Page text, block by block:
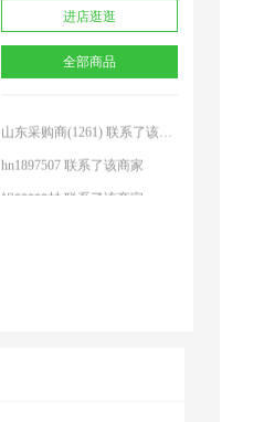
进店逛逛
全部商品
羊********鱼 联系了该商家
欣***店 联系了该商家
山东采购商(2504) 联系了该商家
hn1897507 联系了该商家